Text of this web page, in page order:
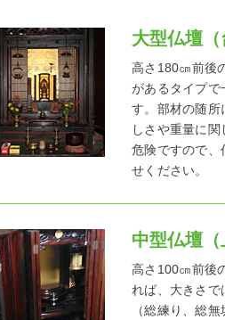
大型仏壇（
高さ180㎝前後
があるタイプで
す。部材の随所
しさや重量に
危険ですので、
せください。
中型仏壇（
高さ100㎝前後
れば、大きさで
（総練り、総